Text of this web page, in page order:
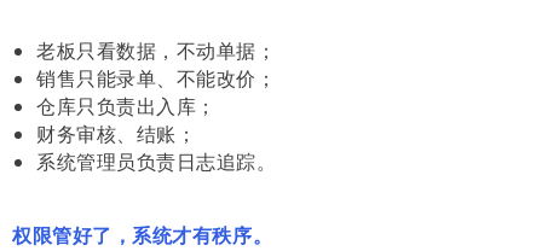
老板只看数据，不动单据；
销售只能录单、不能改价；
仓库只负责出入库；
财务审核、结账；
系统管理员负责日志追踪。
权限管好了，系统才有秩序。